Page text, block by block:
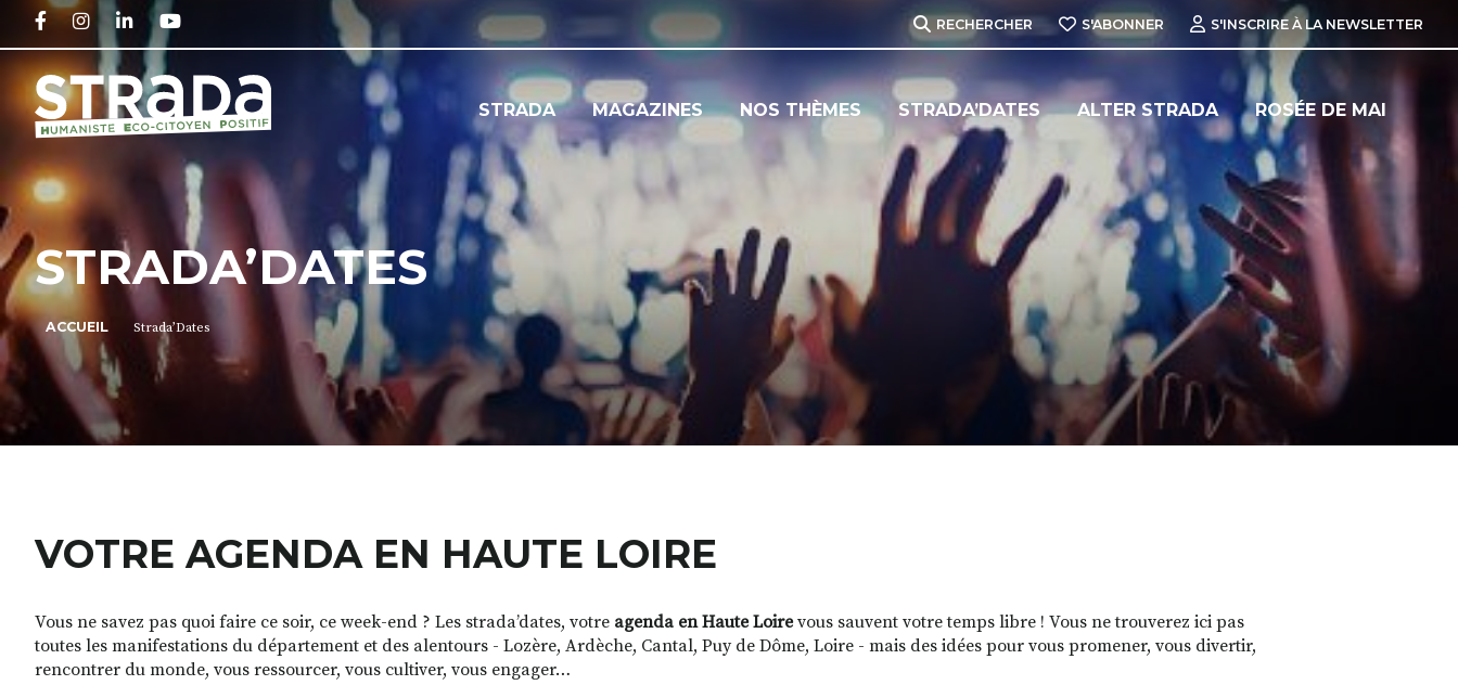
FACEBOOKINSTAGRAM
LINKEDINYOUTUBE RECHERCHER S'ABONNER S'INSCRIRE À LA NEWSLETTER
STRADA MAGAZINES NOS THÈMES STRADA’DATES ALTER STRADA ROSÉE DE MAI
STRADA’DATES
ACCUEIL Strada’Dates
VOTRE AGENDA EN HAUTE LOIRE
Vous ne savez pas quoi faire ce soir, ce week-end ? Les strada’dates, votre agenda en Haute Loirevous sauvent votre temps libre ! Vous ne trouverez ici pas
toutes les manifestations du département et des alentours - Lozère, Ardèche, Cantal, Puy de Dôme, Loire - mais des idées pour vous promener, vous divertir,
rencontrer du monde, vous ressourcer, vous cultiver, vous engager…